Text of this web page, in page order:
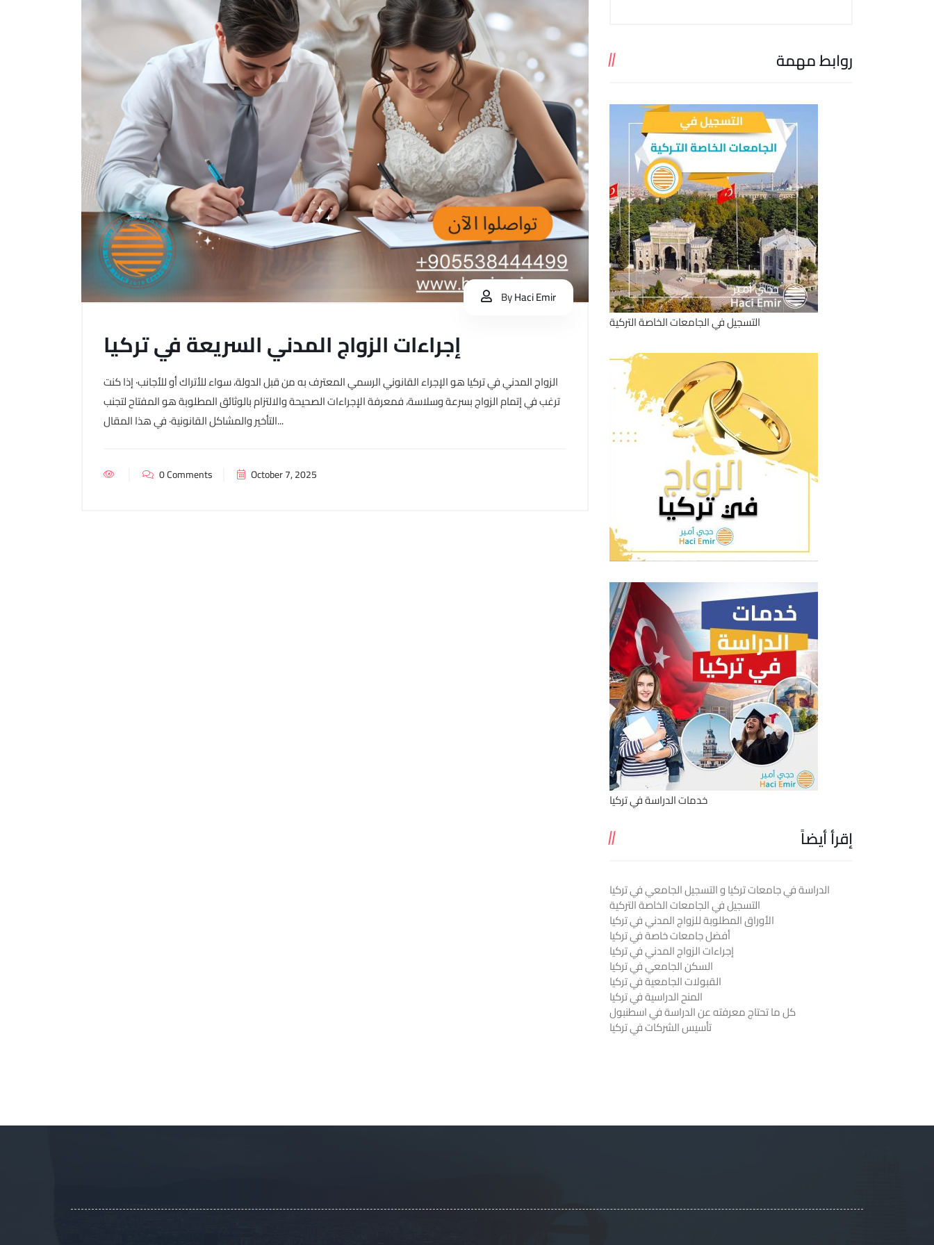
ByHaci Emir
إجراءات الزواج المدني السريعة في تركيا
الزواج المدني في تركيا هو الإجراء القانوني الرسمي المعترف به من قبل الدولة، سواء للأتراك أو للأجانب· إذا كنت
ترغب في إتمام الزواج بسرعة وسلاسة، فمعرفة الإجراءات الصحيحة والالتزام بالوثائق المطلوبة هو المفتاح لتجنب
التأخير والمشاكل القانونية· في هذا المقال...
0 Comments October 7, 2025
روابط مهمة
التسجيل في الجامعات الخاصة التركية
خدمات الدراسة في تركيا
إقرأ أيضاً
الدراسة في جامعات تركيا و التسجيل الجامعي في تركيا
التسجيل في الجامعات الخاصة التركية
الأوراق المطلوبة للزواج المدني في تركيا
أفضل جامعات خاصة في تركيا
إجراءات الزواج المدني في تركيا
السكن الجامعي في تركيا
القبولات الجامعية في تركيا
المنح الدراسية في تركيا
كل ما تحتاج معرفته عن الدراسة في اسطنبول
تأسيس الشركات في تركيا